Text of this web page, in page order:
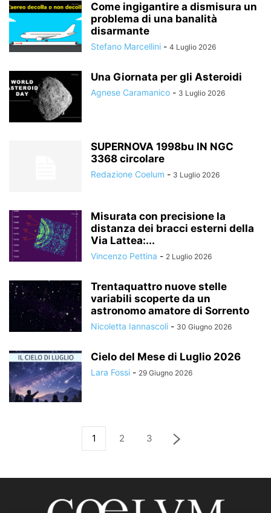
Come ingigantire a dismisura un
problema di una banalità
disarmante
Stefano Marcellini - 4 Luglio 2026
Una Giornata per gli Asteroidi
Agnese Caramanico - 3 Luglio 2026
SUPERNOVA 1998bu IN NGC
3368 circolare
Redazione Coelum - 3 Luglio 2026
Misurata con precisione la
distanza dei bracci esterni della
Via Lattea:...
Vincenzo Pettina - 2 Luglio 2026
Trentaquattro nuove stelle
variabili scoperte da un
astronomo amatore di Sorrento
Nicoletta Iannascoli - 30 Giugno 2026
Cielo del Mese di Luglio 2026
Lara Fossi - 29 Giugno 2026
1 2 3